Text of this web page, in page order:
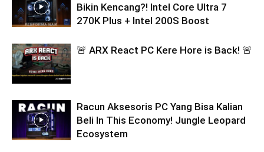
Bikin Kencang?! Intel Core Ultra 7
270K Plus + Intel 200S Boost
🚨 ARX React PC Kere Hore is Back! 🚨
Racun Aksesoris PC Yang Bisa Kalian
Beli In This Economy! Jungle Leopard
Ecosystem